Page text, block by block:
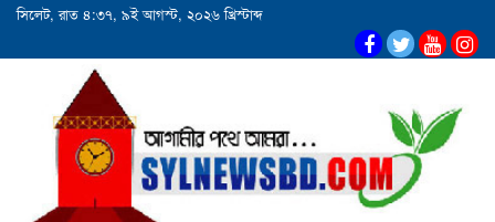
সিলেট, রাত ৪:৩৭, ৯ই আগস্ট, ২০২৬ খ্রিস্টাব্দ